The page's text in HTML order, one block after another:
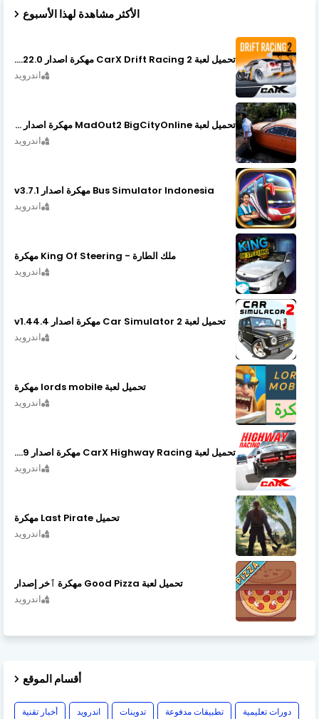
الأكثر مشاهدة لهذا الأسبوع
تحميل لعبة CarX Drift Racing 2 مهكرة اصدار v1.22.0
اندرويد
تحميل لعبة MadOut2 BigCityOnline مهكرة اصدار v10.48
اندرويد
Bus Simulator Indonesia مهكرة اصدار v3.7.1
اندرويد
ملك الطارة - King Of Steering مهكرة
اندرويد
تحميل لعبة Car Simulator 2 مهكرة اصدار v1.44.4
اندرويد
تحميل لعبة lords mobile مهكرة
اندرويد
تحميل لعبة CarX Highway Racing مهكرة اصدار v1.74.9
اندرويد
تحميل Last Pirate مهكرة
اندرويد
تحميل لعبة Good Pizza مهكرة ٱخر إصدار
اندرويد
أقسام الموقع
أخبار تقنية اندرويد تدوينات تطبيقات مدفوعة
دورات تعليمية